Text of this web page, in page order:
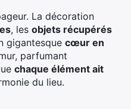
La décoration
, les objets récupérés
gigantesque cœur en
parfumant
chaque élément ait
du lieu.